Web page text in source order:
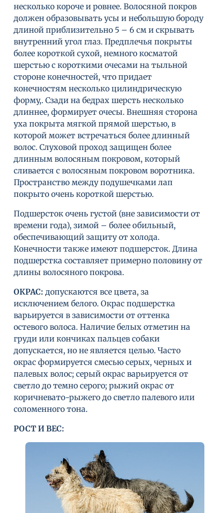
несколько короче и ровнее. Волосяной покров
должен образовывать усы и небольшую бороду
длиной приблизительно 5 – 6 см и скрывать
внутренний угол глаз. Предплечья покрыты
более короткой сухой, немного косматой
шерстью с короткими очесами на тыльной
стороне конечностей, что придает
конечностям несколько цилиндрическую
форму,. Сзади на бедрах шерсть несколько
длиннее, формирует очесы. Внешняя сторона
уха покрыта мягкой прямой шерстью, в
которой может встречаться более длинный
волос. Слуховой проход защищен более
длинным волосяным покровом, который
сливается с волосяным покровом воротника.
Пространство между подушечками лап
покрыто очень короткой шерстью.
Подшерсток очень густой (вне зависимости от
времени года), зимой – более обильный,
обеспечивающий защиту от холода.
Конечности также имеют подшерсток. Длина
подшерстка составляет примерно половину от
длины волосяного покрова.
ОКРАС: допускаются все цвета, за
исключением белого. Окрас подшерстка
варьируется в зависимости от оттенка
остевого волоса. Наличие белых отметин на
груди или кончиках пальцев собаки
допускается, но не является целью. Часто
окрас формируется смесью серых, черных и
палевых волос; серый окрас варьируется от
светло до темно серого; рыжий окрас от
коричневато-рыжего до светло палевого или
соломенного тона.
РОСТ И ВЕС: